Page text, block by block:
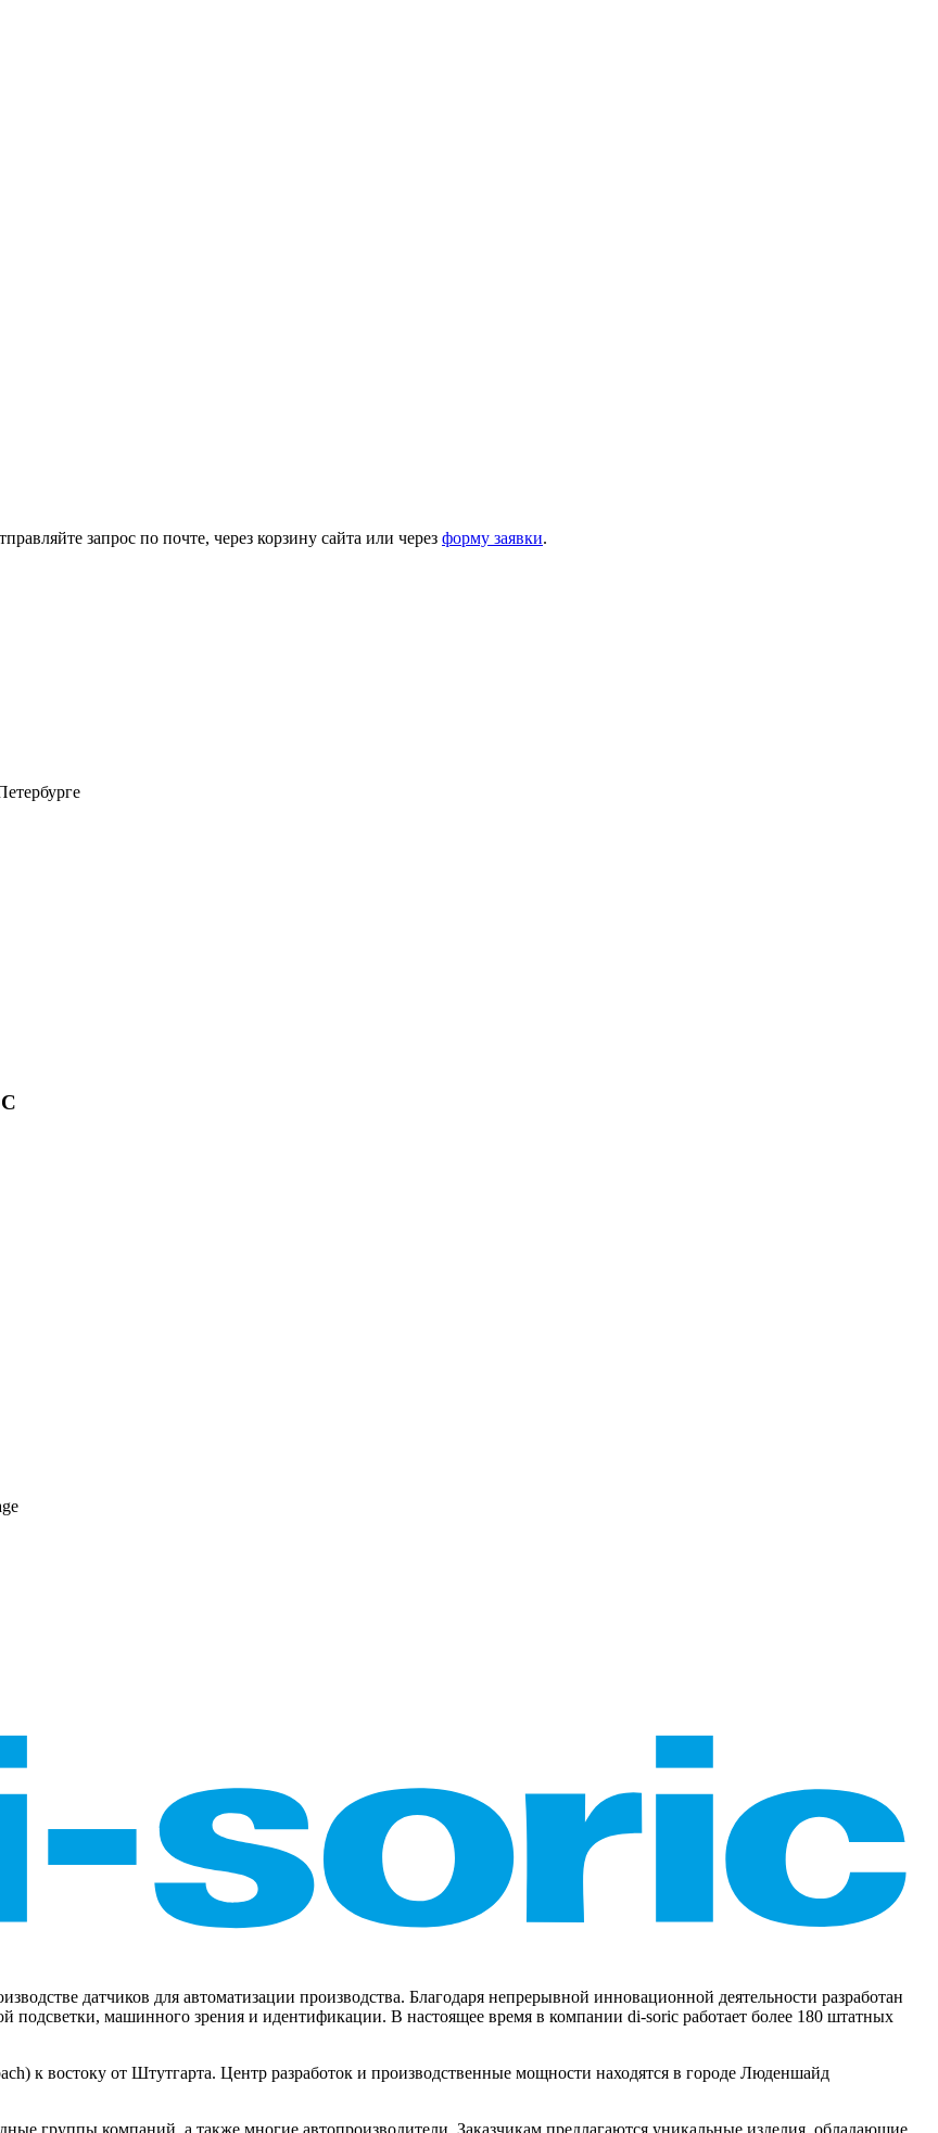
запрос по почте, через корзину сайта или через форму заявки.
датчиков для автоматизации производства. Благодаря непрерывной инновационной деятельности разработан
подсветки, машинного зрения и идентификации. В настоящее время в компании di-soric работает более 180 штатных
к востоку от Штутгарта. Центр разработок и производственные мощности находятся в городе Люденшайд